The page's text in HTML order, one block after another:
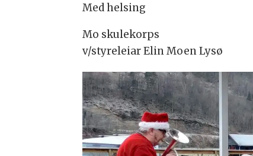
Med helsing
Mo skulekorps
v/styreleiar Elin Moen Lysø